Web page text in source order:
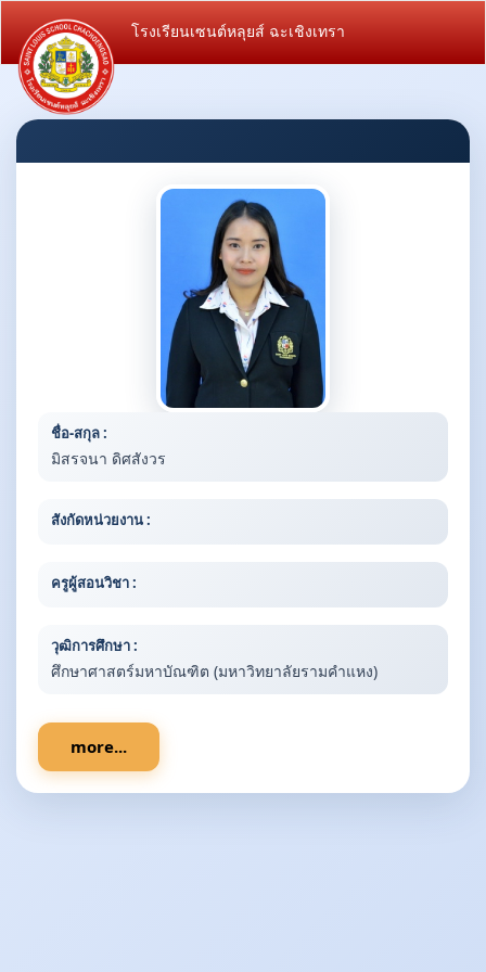
โรงเรียนเซนต์หลุยส์ ฉะเชิงเทรา
ชื่อ-สกุล :
มิสรจนา ดิศสังวร
สังกัดหน่วยงาน :
ครูผู้สอนวิชา :
วุฒิการศึกษา :
ศึกษาศาสตร์มหาบัณฑิต (มหาวิทยาลัยรามคำแหง)
more...